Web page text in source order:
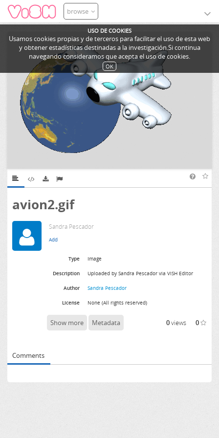
USO DE COOKIES
Usamos cookies propias y de terceros para facilitar el uso de esta web
y obtener estadísticas destinadas a la investigación.Si continua
navegando consideramos que acepta el uso de cookies.
OK
browse
avion2.gif
Sandra Pescador
Type Image
Description Uploaded by Sandra Pescador via ViSH Editor
Author Sandra Pescador
License None (All rights reserved)
Show more Metadata 0views 0
Comments